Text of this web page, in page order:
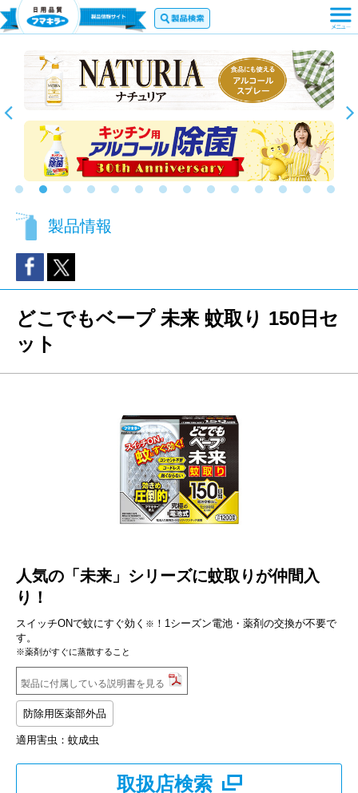
製品情報
どこでもベープ 未来 蚊取り 150日セ
ット
人気の「未来」シリーズに蚊取りが仲間入
り！
スイッチONで蚊にすぐ効く ※ ！1シーズン電池・薬剤の交換が不要で
す。
※薬剤がすぐに蒸散すること
製品に付属している説明書を見る
防除用医薬部外品
適用害虫：蚊成虫
取扱店検索